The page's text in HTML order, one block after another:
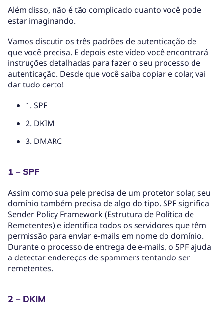
Além disso, não é tão complicado quanto você pode
estar imaginando.
Vamos discutir os três padrões de autenticação de
que você precisa. E depois este vídeo você encontrará
instruções detalhadas para fazer o seu processo de
autenticação. Desde que você saiba copiar e colar, vai
dar tudo certo!
1. SPF
2. DKIM
3. DMARC
1 – SPF
Assim como sua pele precisa de um protetor solar, seu
domínio também precisa de algo do tipo. SPF significa
Sender Policy Framework (Estrutura de Política de
Remetentes) e identifica todos os servidores que têm
permissão para enviar e-mails em nome do domínio.
Durante o processo de entrega de e-mails, o SPF ajuda
a detectar endereços de spammers tentando ser
remetentes.
2 – DKIM